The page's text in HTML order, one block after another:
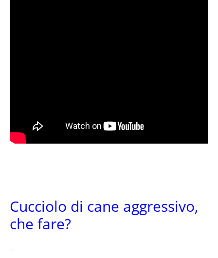
Cucciolo di cane aggressivo,
che fare?